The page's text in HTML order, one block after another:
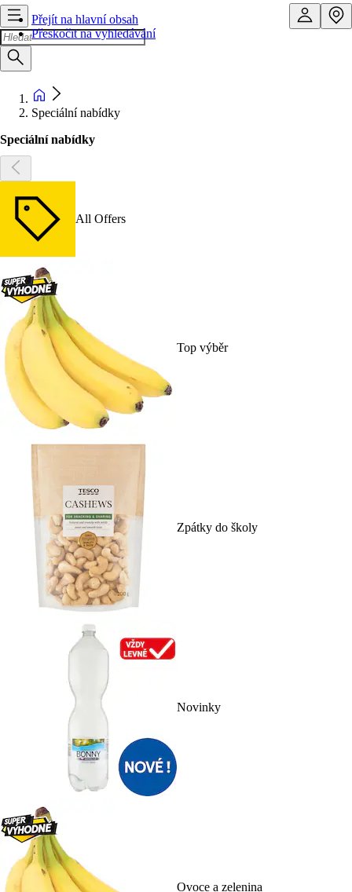
Přejít na hlavní obsah
Přeskočit na vyhledávání
Speciální nabídky
Speciální nabídky
All Offers
Top výběr
Zpátky do školy
Novinky
Ovoce a zelenina